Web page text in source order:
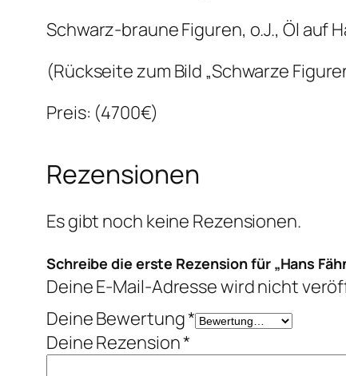
Schwarz-braune Figuren, o.J., Öl auf
(Rückseite zum Bild „Schwarze
Preis: (4700€)
Rezensionen
Es gibt noch keine Rezensionen.
Schreibe die erste Rezension für „Hans
Deine E-Mail-Adresse wird nicht
Deine Bewertung*
Deine Rezension*